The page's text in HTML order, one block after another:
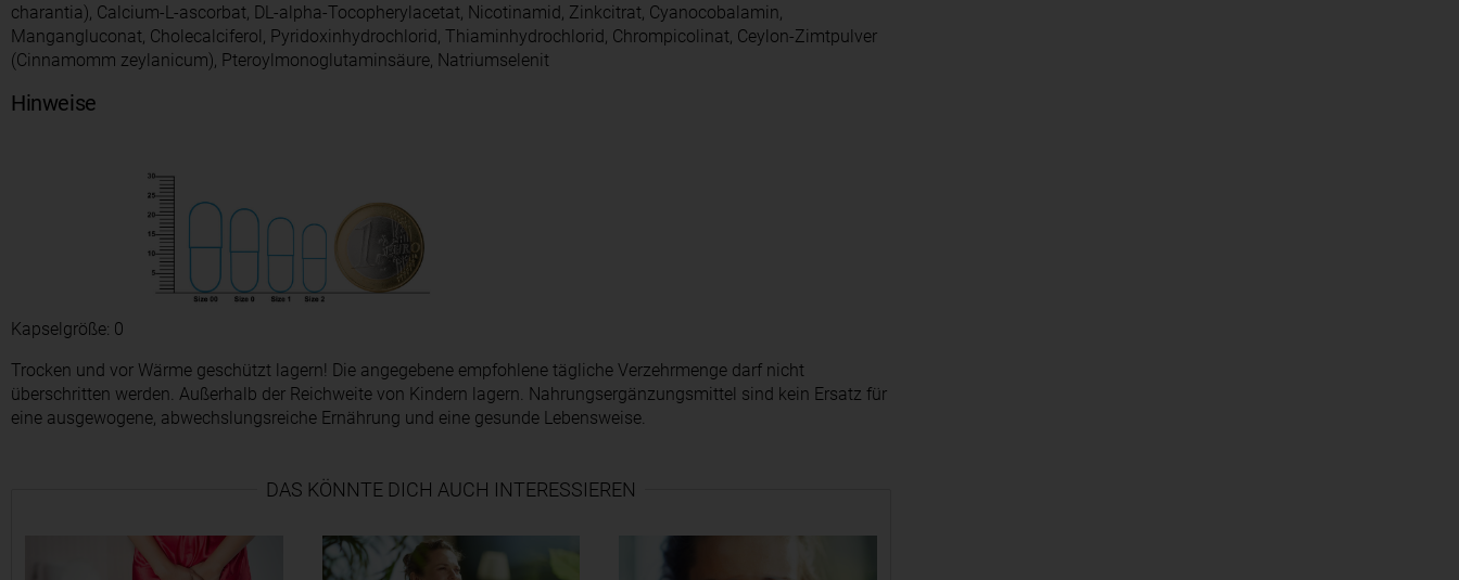
charantia), Calcium-L-ascorbat, DL-alpha-Tocopherylacetat, Nicotinamid, Zinkcitrat, Cyanocobalamin,
Mangangluconat, Cholecalciferol, Pyridoxinhydrochlorid, Thiaminhydrochlorid, Chrompicolinat, Ceylon-Zimtpulver
(Cinnamomm zeylanicum), Pteroylmonoglutaminsäure, Natriumselenit
Hinweise
Kapselgröße: 0
Trocken und vor Wärme geschützt lagern! Die angegebene empfohlene tägliche Verzehrmenge darf nicht
überschritten werden. Außerhalb der Reichweite von Kindern lagern. Nahrungsergänzungsmittel sind kein Ersatz für
eine ausgewogene, abwechslungsreiche Ernährung und eine gesunde Lebensweise.
DAS KÖNNTE DICH AUCH INTERESSIEREN